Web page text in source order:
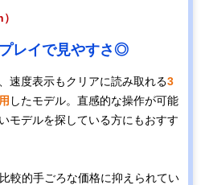
レイで見やすさ◎
速度表示もクリアに読み取れる3
したモデル。直感的な操作が可能
モデルを探している方にもおすす
較的手ごろな価格に抑えられてい